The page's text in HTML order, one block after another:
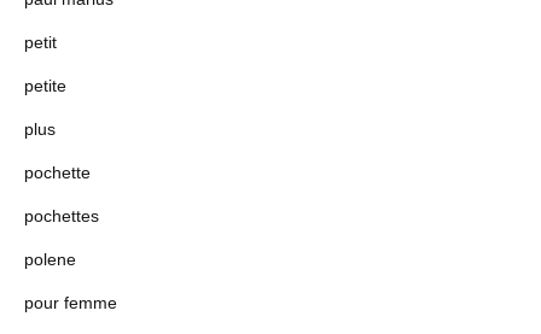
petit
petite
plus
pochette
pochettes
polene
pour femme